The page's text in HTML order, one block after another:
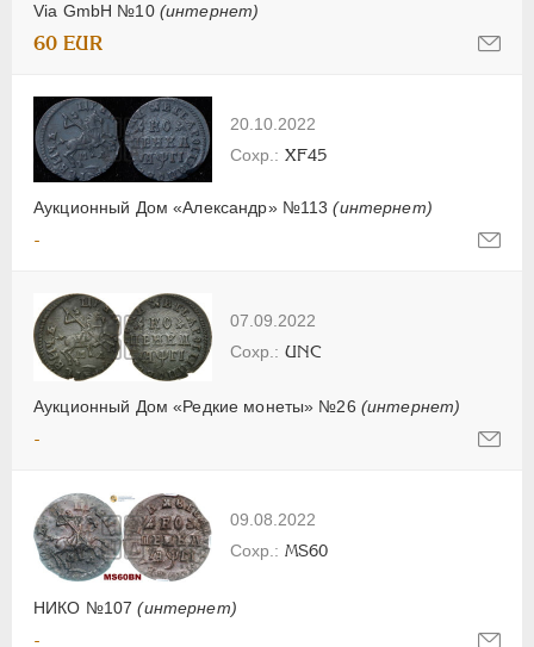
Via GmbH №10 (интернет)
60 EUR
20.10.2022
Аукционный Дом «Александр» №113(интернет)
XF45
-
07.09.2022
Аукционный Дом «Редкие монеты» №26 (интернет)
UNC
-
09.08.2022
НИКО №107(интернет)
MS60
-